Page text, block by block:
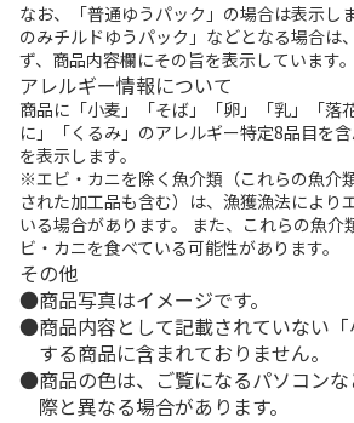
なお、「普通ゆうパック」の場合は表示し
のみチルドゆうパック」などとなる場合は
ず、商品内容欄にその旨を表示しています。
アレルギー情報について
商品に「小麦」「そば」「卵」「乳」「落
に」「くるみ」のアレルギー特定8品目を
を表示します。
※エビ・カニを除く魚介類（これらの魚介
された加工品も含む）は、漁獲漁法により
いる場合があります。 また、これらの魚介
ビ・カニを食べている可能性があります。
その他
商品写真はイメージです。
商品内容として記載されていない
する商品に含まれておりません。
商品の色は、ご覧になるパソコン
際と異なる場合があります。